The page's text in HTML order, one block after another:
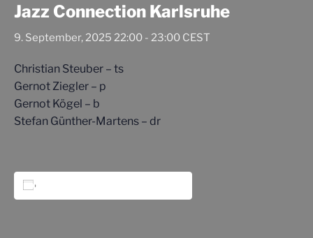
Jazz Connection Karlsruhe
9. September, 2025 22:00 - 23:00 CEST
Christian Steuber – ts
Gernot Ziegler – p
Gernot Kögel – b
Stefan Günther-Martens – dr